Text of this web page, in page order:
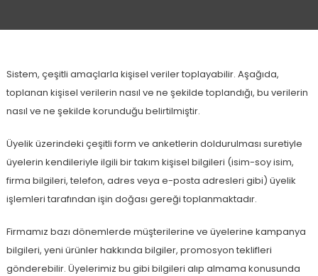
Sistem, çeşitli amaçlarla kişisel veriler toplayabilir. Aşağıda,
toplanan kişisel verilerin nasıl ve ne şekilde toplandığı, bu verilerin
nasıl ve ne şekilde korunduğu belirtilmiştir.
Üyelik üzerindeki çeşitli form ve anketlerin doldurulması suretiyle
üyelerin kendileriyle ilgili bir takım kişisel bilgileri (isim-soy isim,
firma bilgileri, telefon, adres veya e-posta adresleri gibi) üyelik
işlemleri tarafından işin doğası gereği toplanmaktadır.
Firmamız bazı dönemlerde müşterilerine ve üyelerine kampanya
bilgileri, yeni ürünler hakkında bilgiler, promosyon teklifleri
gönderebilir. Üyelerimiz bu gibi bilgileri alıp almama konusunda